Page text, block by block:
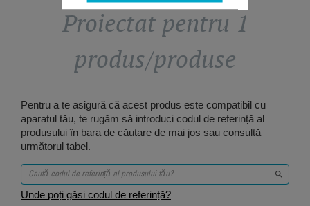
Proiectat pentru 1
produs/produse
Pentru a te asigură că acest produs este compatibil cu
aparatul tău, te rugăm să introduci codul de referință al
produsului în bara de căutare de mai jos sau consultă
următorul tabel.
Unde poți găsi codul de referință?